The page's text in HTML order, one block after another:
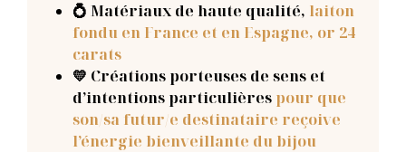
💍 Matériaux de haute qualité, laiton
fondu en France et en Espagne, or 24
carats
💛 Créations porteuses de sens et
d’intentions particulières pour que
son/sa futur/e destinataire reçoive
l’énergie bienveillante du bijou